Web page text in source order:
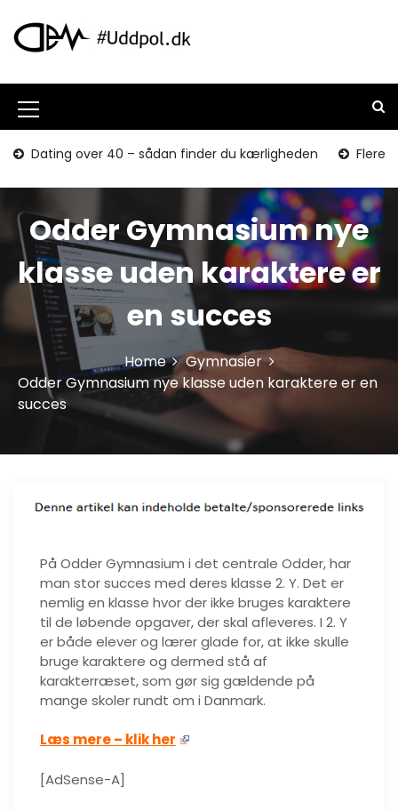
t
c
t
M
e
n
u
I
c
o
n
Dating over 40 – sådan finder du kærligheden Flere
Odder Gymnasium nye
klasse uden karaktere er
en succes
Home
Gymnasier
Odder Gymnasium nye klasse uden karaktere er en
succes
På Odder Gymnasium i det centrale Odder, har
man stor succes med deres klasse 2. Y. Det er
nemlig en klasse hvor der ikke bruges karaktere
til de løbende opgaver, der skal afleveres. I 2. Y
er både elever og lærer glade for, at ikke skulle
bruge karaktere og dermed stå af
karakterræset, som gør sig gældende på
mange skoler rundt om i Danmark.
Læs mere – klik her
[AdSense-A]